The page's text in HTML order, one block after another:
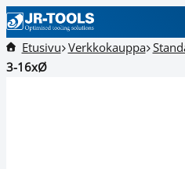
Etusivu Verkkokauppa
3-16xØ